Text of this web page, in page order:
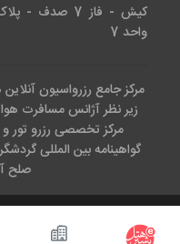
واحد 7
مرکز جامع رزرواسیون
زیر نظر آژانس مسافرت
مرکز تخصصی رزرو تور
گواهینامه بین المللی
صلح
کلیه حقوق این وب سایت
و پیاده سازی توسط تیم IT